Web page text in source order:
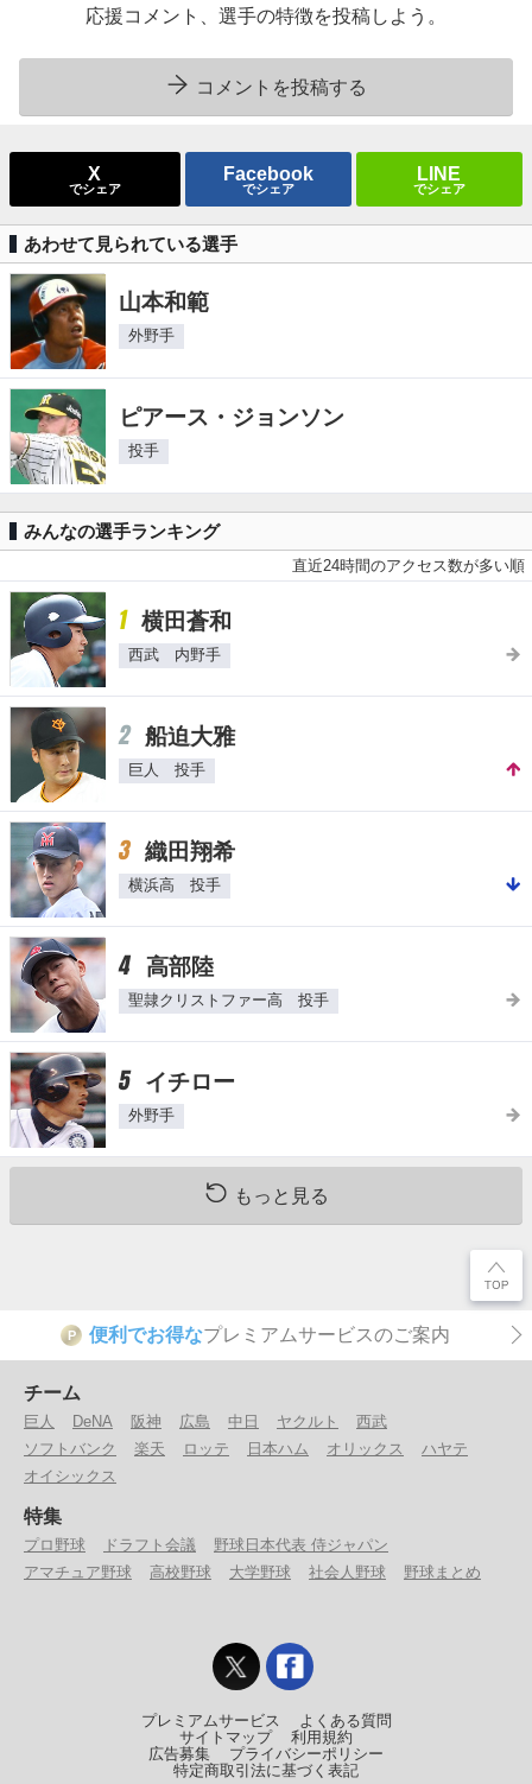
応援コメント、選手の特徴を投稿しよう。
コメントを投稿する
X
でシェア
Facebook
でシェア
LINE
でシェア
あわせて見られている選手
山本和範
外野手
ピアース・ジョンソン
投手
みんなの選手ランキング
直近24時間のアクセス数が多い順
1 横田蒼和
西武 内野手
2 船迫大雅
巨人 投手
3 織田翔希
横浜高 投手
4 高部陸
聖隷クリストファー高 投手
5 イチロー
外野手
もっと見る
P 便利でお得なプレミアムサービスのご案内
チーム
巨人 DeNA 阪神 広島 中日 ヤクルト
西武
ソフトバンク
楽天 ロッテ 日本ハム オリックス
ハヤテ
オイシックス
特集
プロ野球 ドラフト会議
野球日本代表 侍ジャパン
アマチュア野球
高校野球 大学野球 社会人野球 野球まとめ
プレミアムサービス
よくある質問
サイトマップ
利用規約
広告募集
プライバシーポリシー
特定商取引法に基づく表記